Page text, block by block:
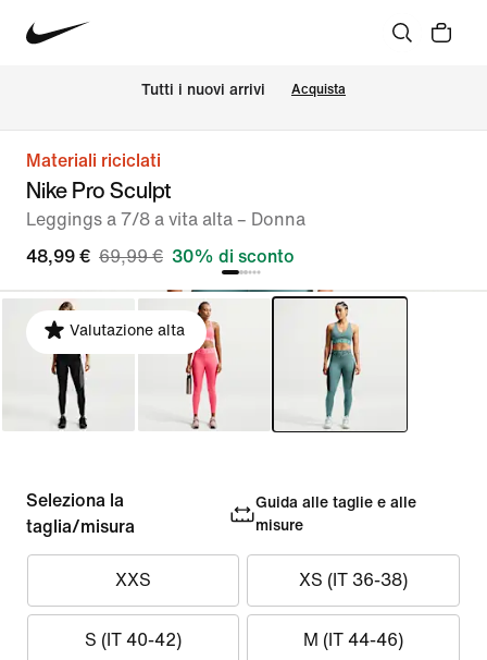
Tutti i nuovi arrivi Acquista
Materiali riciclati
Nike Pro Sculpt
Leggings a 7/8 a vita alta – Donna
48,99 € 69,99 € 30% di sconto
Valutazione alta
Seleziona la
taglia/misura
Guida alle taglie e alle
misure
XXS XS (IT 36-38)
S (IT 40-42) M (IT 44-46)